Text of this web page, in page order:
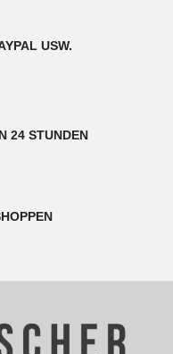
USW.
24 STUNDEN